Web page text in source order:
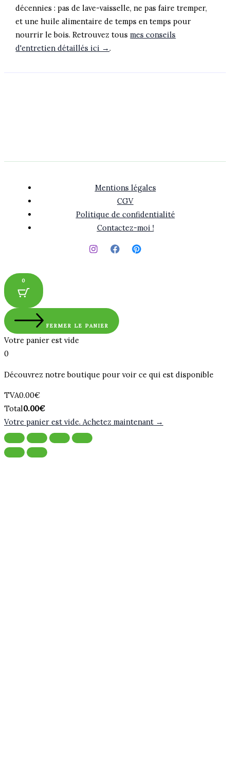
décennies : pas de lave-vaisselle, ne pas faire tremper,
et une huile alimentaire de temps en temps pour
nourrir le bois. Retrouvez tousmes conseils
d'entretien détaillés ici →.
Mentions légales
CGV
Politique de confidentialité
Contactez-moi !
0
FERMER LE PANIER
Votre panier est vide
0
Découvrez notre boutique pour voir ce qui est disponible
Montant
de
la
taxe:
TVA0.00€
Total
du
panier:
Total0.00€
Votre panier est vide. Achetez maintenant →